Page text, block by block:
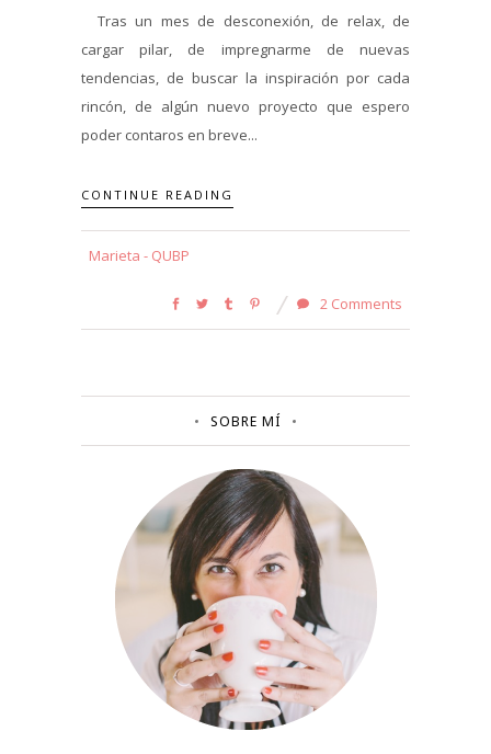
Tras un mes de desconexión, de relax, de
cargar pilar, de impregnarme de nuevas
tendencias, de buscar la inspiración por cada
rincón, de algún nuevo proyecto que espero
poder contaros en breve...
CONTINUE READING
Marieta - QUBP
2 Comments
SOBRE MÍ